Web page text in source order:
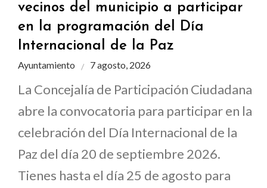
vecinos del municipio a participar
en la programación del Día
Internacional de la Paz
Ayuntamiento 7 agosto, 2026
La Concejalía de Participación Ciudadana
abre la convocatoria para participar en la
celebración del Día Internacional de la
Paz del día 20 de septiembre 2026.
Tienes hasta el día 25 de agosto para